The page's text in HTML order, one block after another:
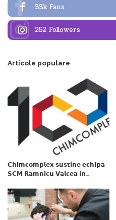
33k Fans
252 Followers
Articole populare
𝗖𝗵𝗶𝗺𝗰𝗼𝗺𝗽𝗹𝗲𝘅 𝘀𝘂𝘀𝘁𝗶𝗻𝗲 𝗲𝗰𝗵𝗶𝗽𝗮
𝗦𝗖𝗠 𝗥𝗮𝗺𝗻𝗶𝗰𝘂 𝗩𝗮𝗹𝗰𝗲𝗮 𝗶𝗻
𝗳𝗶𝗻𝗮𝗻𝘁𝗮𝘁𝗼𝗿